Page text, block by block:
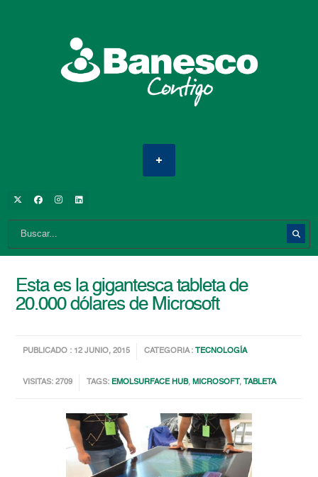
Esta es la gigantesca tableta de
20.000 dólares de Microsoft
PUBLICADO : 12 JUNIO, 2015 CATEGORIA : TECNOLOGÍA
VISITAS: 2709 TAGS: EMOLSURFACE HUB,MICROSOFT, TABLETA